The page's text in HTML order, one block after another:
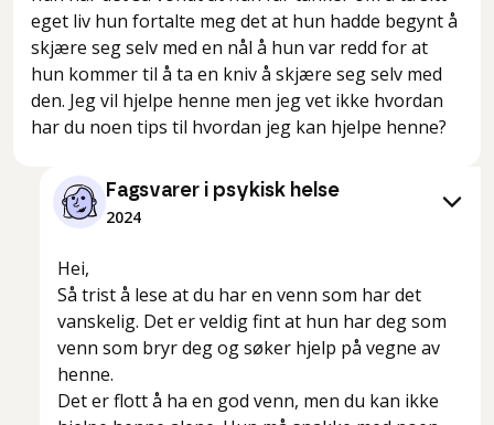
eget liv hun fortalte meg det at hun hadde begynt å
skjære seg selv med en nål å hun var redd for at
hun kommer til å ta en kniv å skjære seg selv med
den. Jeg vil hjelpe henne men jeg vet ikke hvordan
har du noen tips til hvordan jeg kan hjelpe henne?
Fagsvarer i psykisk helse
2024
Hei,
Så trist å lese at du har en venn som har det
vanskelig. Det er veldig fint at hun har deg som
venn som bryr deg og søker hjelp på vegne av
henne.
Det er flott å ha en god venn, men du kan ikke